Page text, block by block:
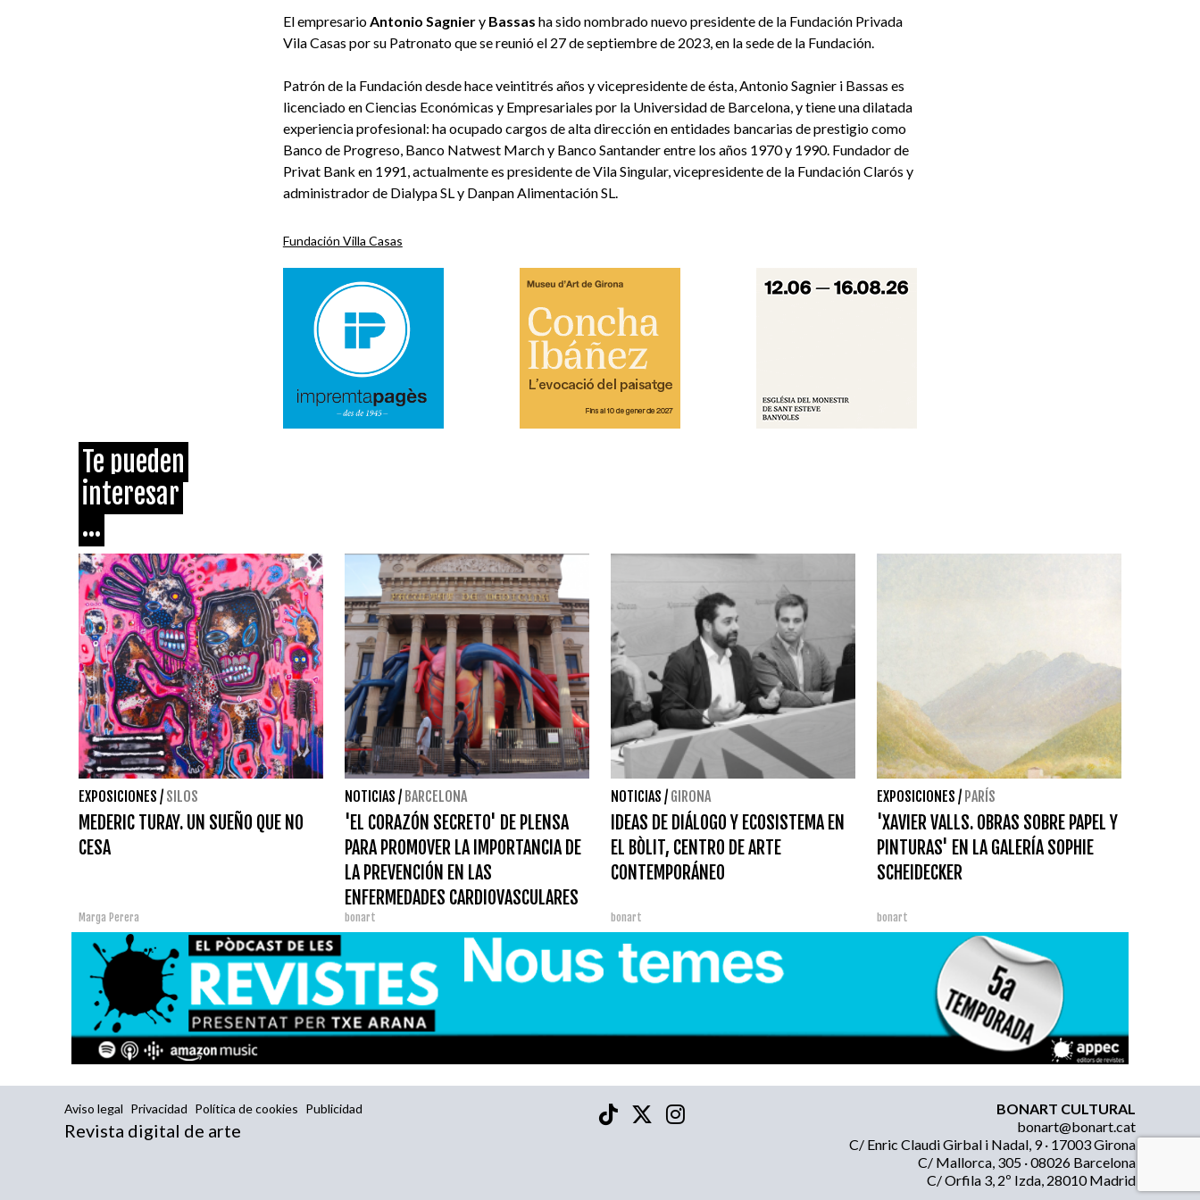
El empresarioAntonio Sagniery Bassas ha sido nombrado nuevo presidente de la Fundación Privada
Vila Casas por su Patronato que se reunió el 27 de septiembre de 2023, en la sede de la Fundación.
Patrón de la Fundación desde hace veintitrés años y vicepresidente de ésta, Antonio Sagnier i Bassas es
licenciado en Ciencias Económicas y Empresariales por la Universidad de Barcelona, y tiene una dilatada
experiencia profesional: ha ocupado cargos de alta dirección en entidades bancarias de prestigio como
Banco de Progreso, Banco Natwest March y Banco Santander entre los años 1970 y 1990. Fundador de
Privat Bank en 1991, actualmente es presidente de Vila Singular, vicepresidente de la Fundación Clarós y
administrador de Dialypa SL y Danpan Alimentación SL.
Fundación Villa Casas
Te pueden
interesar
...
EXPOSICIONES / SILOS
MEDERIC TURAY. UN SUEÑO QUE NO
CESA
Marga Perera
NOTICIAS / BARCELONA
'EL CORAZÓN SECRETO' DE PLENSA
PARA PROMOVER LA IMPORTANCIA DE
LA PREVENCIÓN EN LAS
ENFERMEDADES CARDIOVASCULARES
bonart
NOTICIAS / GIRONA
IDEAS DE DIÁLOGO Y ECOSISTEMA EN
EL BÒLIT, CENTRO DE ARTE
CONTEMPORÁNEO
bonart
EXPOSICIONES / PARÍS
'XAVIER VALLS. OBRAS SOBRE PAPEL Y
PINTURAS' EN LA GALERÍA SOPHIE
SCHEIDECKER
bonart
Aviso legal Privacidad Política de cookies Publicidad
Revista digital de arte
BONART CULTURAL
bonart@bonart.cat
C/ Enric Claudi Girbal i Nadal, 9 · 17003 Girona
C/ Mallorca, 305 · 08026 Barcelona
C/ Orfila 3, 2º Izda, 28010 Madrid